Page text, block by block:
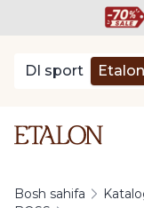
DI sport Etalon
Bosh sahifa